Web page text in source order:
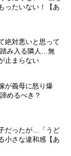
ったいない！【あ
絶対悪いと思って
み入る隣人…無
止まらない
が義母に怒り爆
めるべき？
だったが…「うど
小さな違和感【あ